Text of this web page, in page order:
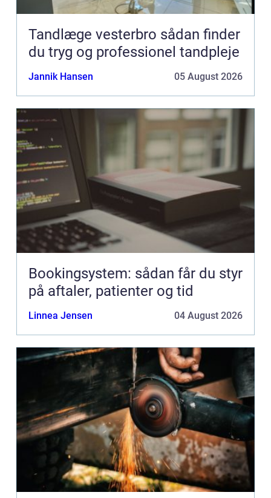
Tandlæge vesterbro sådan finder
du tryg og professionel tandpleje
Jannik Hansen 05 August 2026
Bookingsystem: sådan får du styr
på aftaler, patienter og tid
Linnea Jensen 04 August 2026